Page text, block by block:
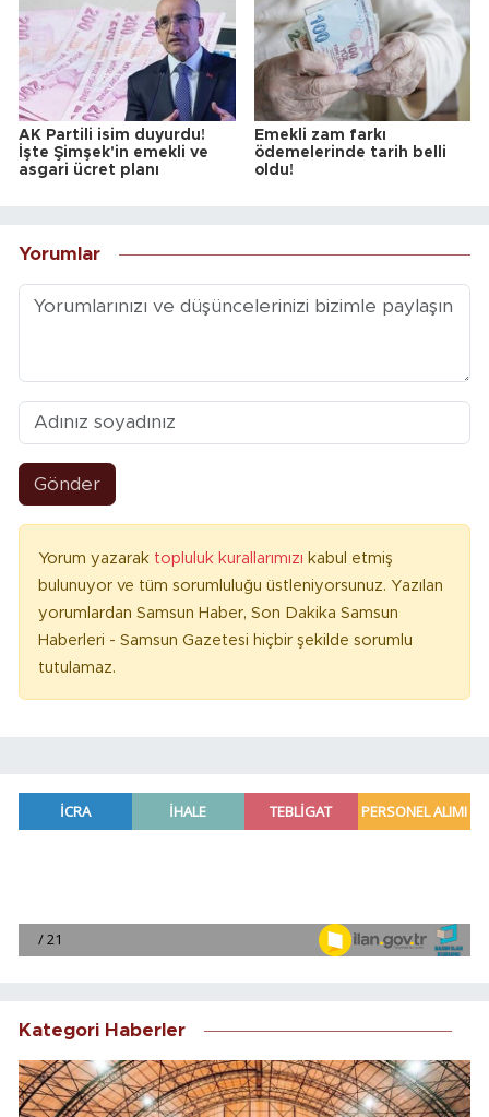
AK Partili isim duyurdu!
İşte Şimşek'in emekli ve
asgari ücret planı
Emekli zam farkı
ödemelerinde tarih belli
oldu!
Yorumlar
Gönder
Yorum yazarak topluluk kurallarımızı kabul etmiş
bulunuyor ve tüm sorumluluğu üstleniyorsunuz. Yazılan
yorumlardan Samsun Haber, Son Dakika Samsun
Haberleri - Samsun Gazetesi hiçbir şekilde sorumlu
tutulamaz.
Kategori Haberler